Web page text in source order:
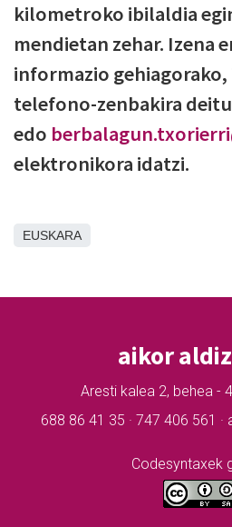
kilometroko ibilaldia
mendietan zehar. Izena
informazio gehiagorako,
telefono-zenbakira
edo
elektronikora idatzi.
EUSKARA
aikor
Aresti kalea 2, behea -
688 86 41 35 · 747 406 561
Codesyntaxek